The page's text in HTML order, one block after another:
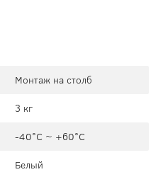
Монтаж на столб
3 кг
-40°C ~ +60°C
Белый